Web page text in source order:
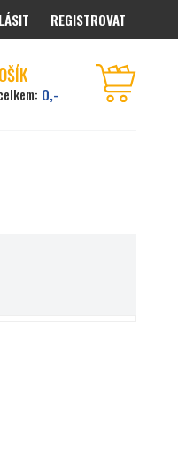
REGISTROVAT
0,-